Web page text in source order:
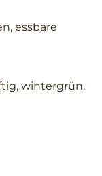
essbare
wintergrün,